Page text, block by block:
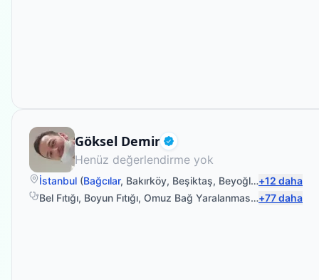
Göksel Demir Doğrulanmış
Fizyoterapist
Henüz değerlendirme yok
İstanbul (Bağcılar, Bakırköy, Beşiktaş, Beyoğlu )+12 daha
Bel Fıtığı, Boyun Fıtığı, Omuz Bağ Yaralanması ,Protez
+77daha